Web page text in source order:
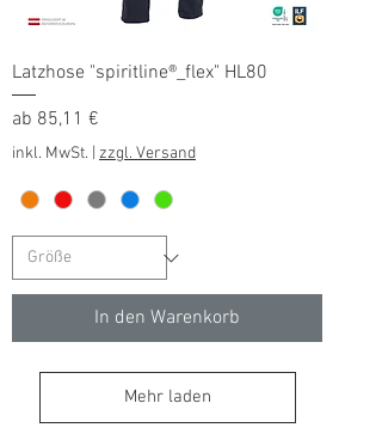
Latzhose "spiritline®_flex" HL80
ab 85,11 €
Sale-Preis
inkl. MwSt. zzgl. Versand
In den Warenkorb
Mehr laden